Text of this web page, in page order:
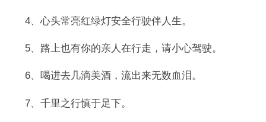
4、心头常亮红绿灯安全行驶伴人生。
5、路上也有你的亲人在行走，请小心驾驶。
6、喝进去几滴美酒，流出来无数血泪。
7、千里之行慎于足下。